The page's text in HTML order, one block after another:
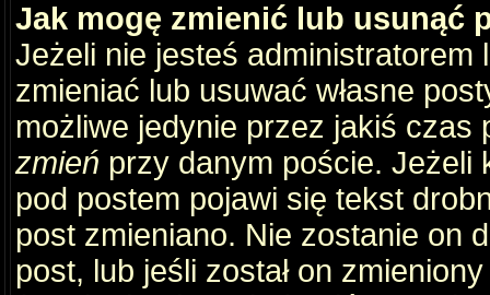
Jak mogę zmienić lub usunąć
Jeżeli nie jesteś
zmieniać lub usuwać własne
możliwe jedynie przez jakiś
zmień przy danym poście. Jeżeli
pod postem pojawi się tekst
post zmieniano. Nie zostanie on
post, lub jeśli został on